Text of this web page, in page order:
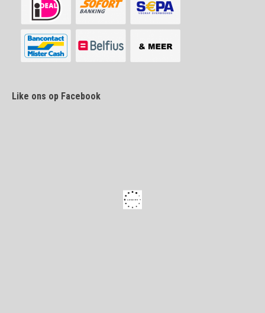
Like ons op Facebook